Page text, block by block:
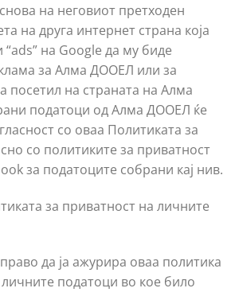
на неговиот претходен
на друга интернет страна која
“ads” на Google да му биде
за Алма ДООЕЛ или за
посетил на страната на Алма
податоци од Алма ДООЕЛ ќе
со оваа Политиката за
со политиките за приватност
за податоците собрани кај нив.
за приватност на личните
да ја ажурира оваа политика
податоци во кое било